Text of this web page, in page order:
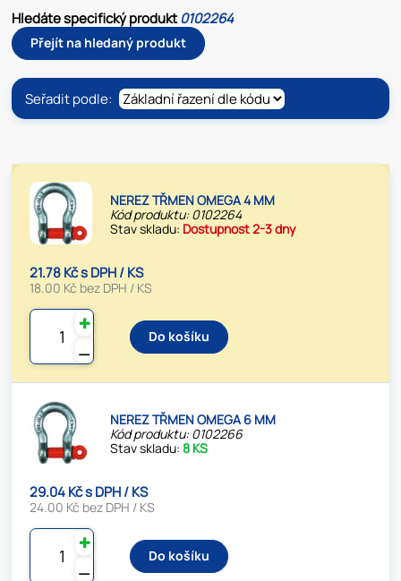
Hledáte specifický produkt0102264
Přejít na hledaný produkt
Seřadit podle:
NEREZ TŘMEN OMEGA 4 MM
Kód produktu: 0102264
Stav skladu: Dostupnost 2-3 dny
21.78 Kč s DPH / KS
18.00 Kč bez DPH / KS
⚊
✚
Do košíku
NEREZ TŘMEN OMEGA 6 MM
Kód produktu: 0102266
Stav skladu:8 KS
29.04 Kč s DPH / KS
24.00 Kč bez DPH / KS
⚊
✚
Do košíku